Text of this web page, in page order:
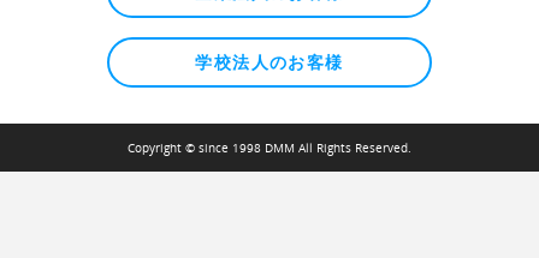
学校法人のお客様
Copyright © since 1998 DMM All Rights Reserved.